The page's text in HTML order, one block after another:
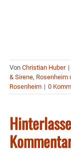
Von Christian Huber |
& Sirene, Rosenheim
Rosenheim | 0